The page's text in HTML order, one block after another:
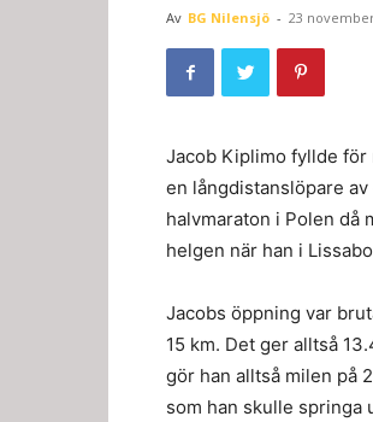
Av BG Nilensjö - 23
Jacob Kiplimo fyllde för
en långdistanslöpare
halvmaraton i Polen då
helgen när han i
Jacobs öppning var
15 km. Det ger alltså
gör han alltså milen på
som han skulle springa